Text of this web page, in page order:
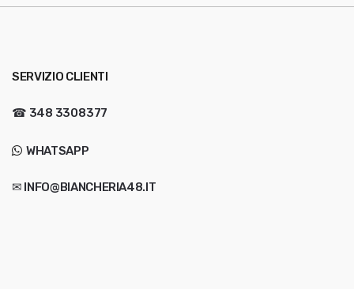
SERVIZIO CLIENTI
☎ 348 3308377
WHATSAPP
✉ INFO@BIANCHERIA48.IT